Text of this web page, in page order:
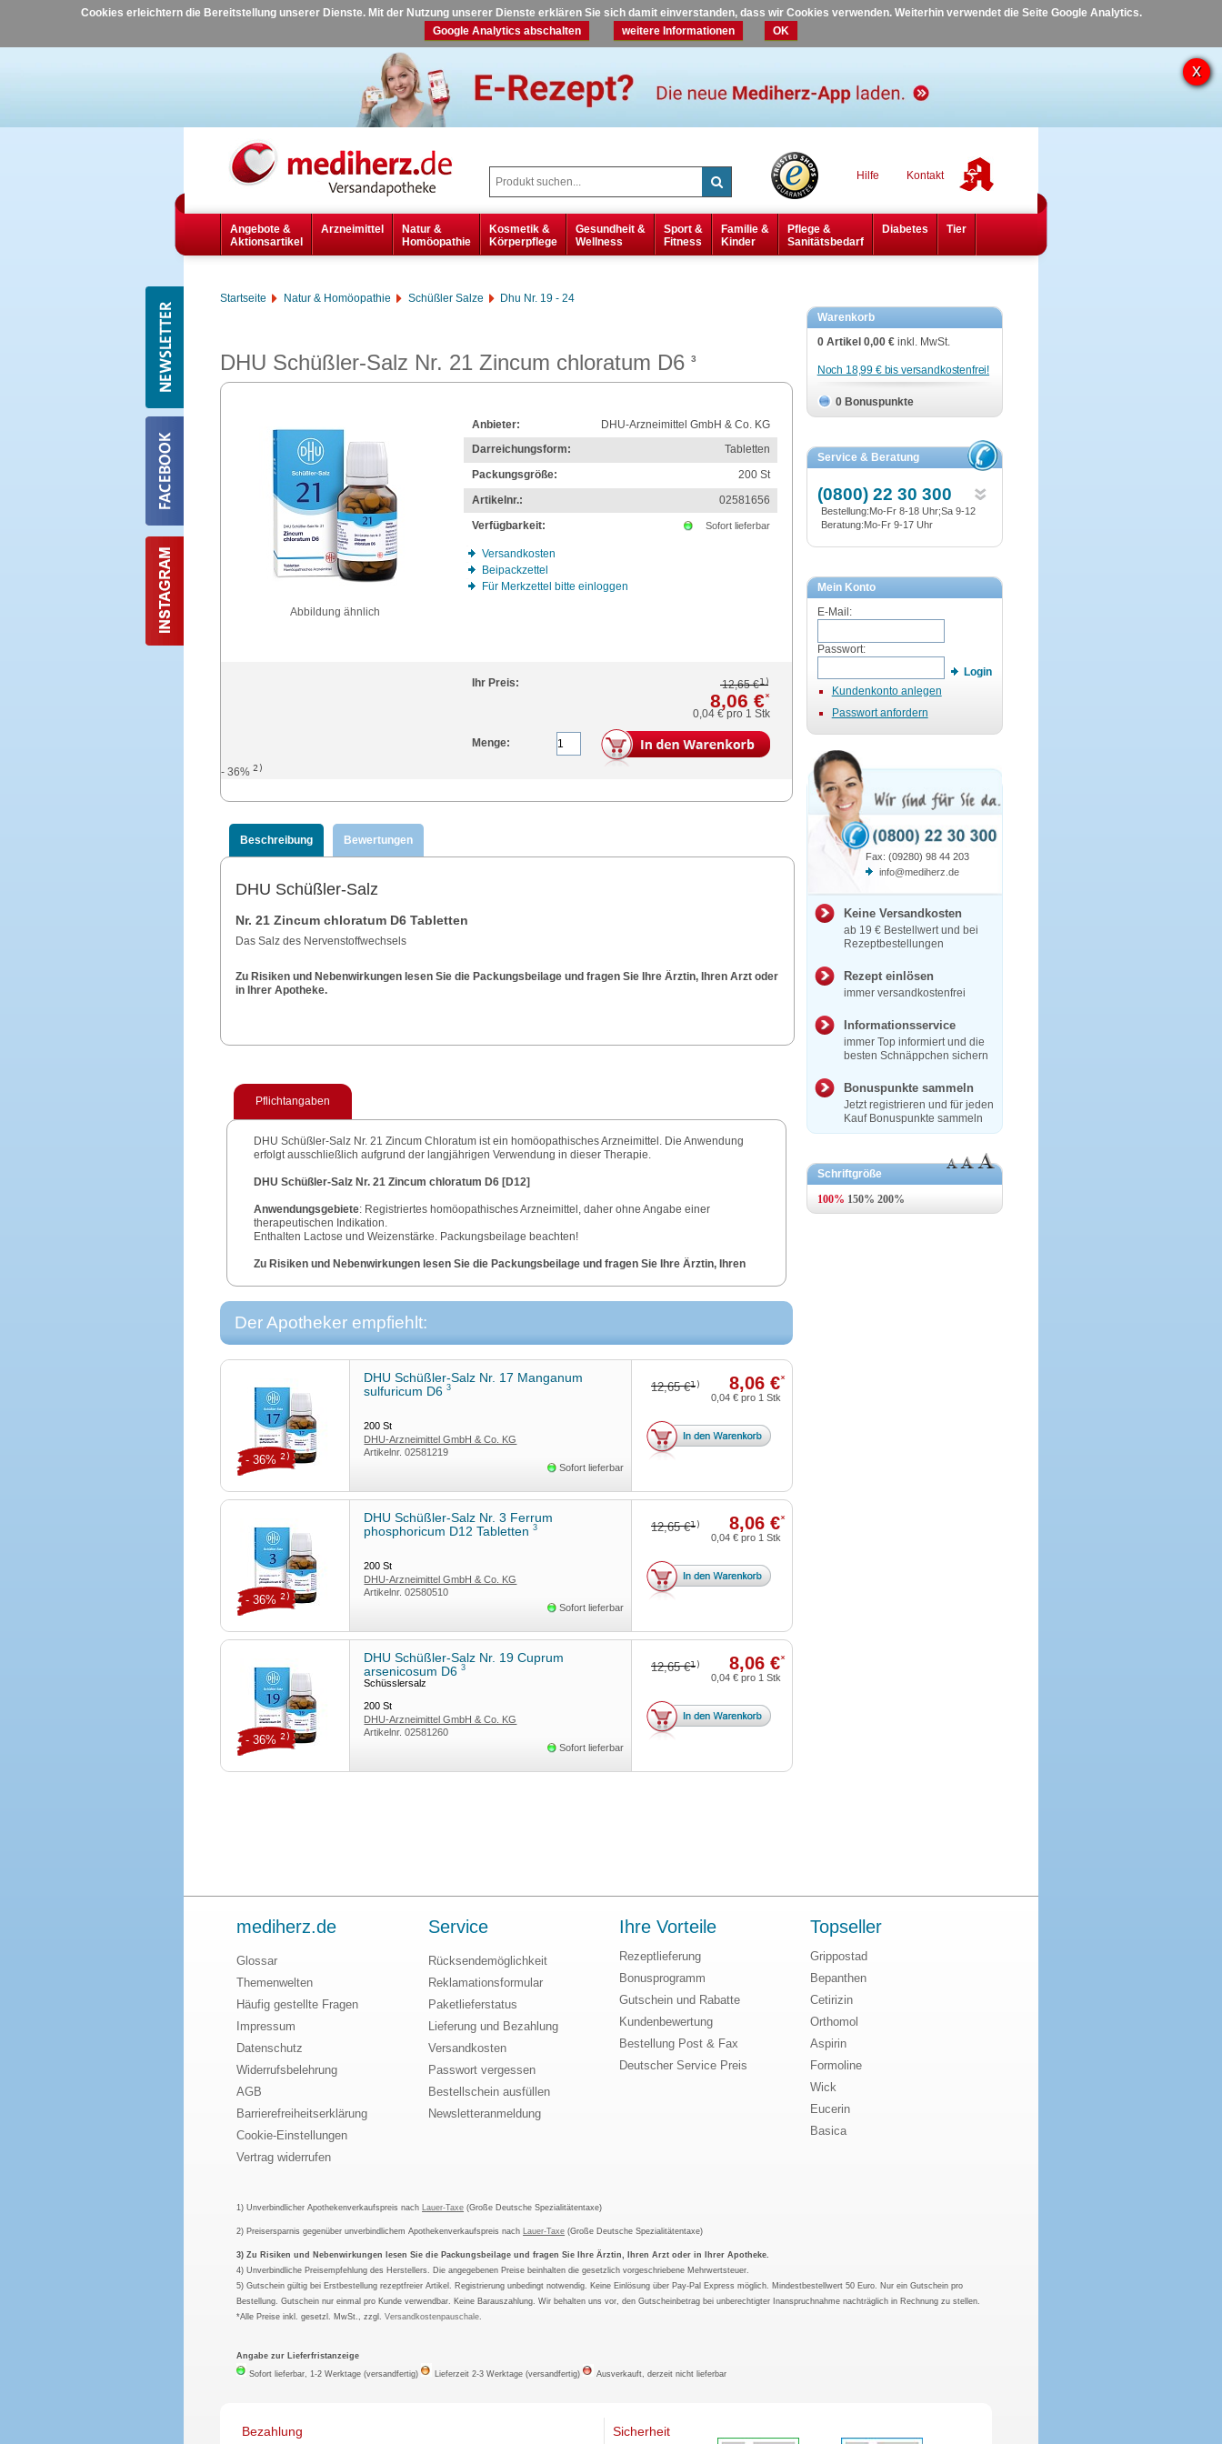
Cookies erleichtern die Bereitstellung unserer Dienste. Mit der Nutzung unserer Dienste erklären Sie sich damit einverstanden, dass wir Cookies verwenden. Weiterhin verwendet die Seite Google Analytics.
Google Analytics abschalten
weitere Informationen OK
Hilfe Kontakt
Angebote &
Aktionsartikel
Arzneimittel
Natur &
Homöopathie
Kosmetik &
Körperpflege
Gesundheit &
Wellness
Sport &
Fitness
Familie &
Kinder
Pflege &
Sanitätsbedarf
Diabetes Tier
Startseite Natur & Homöopathie Schüßler Salze Dhu Nr. 19 - 24
DHU Schüßler-Salz Nr. 21 Zincum chloratum D6 3
Abbildung ähnlich
Anbieter:
DHU-Arzneimittel GmbH & Co. KG
Darreichungsform:
Tabletten
Packungsgröße:
200 St
Artikelnr.:
02581656
Verfügbarkeit:
Sofort lieferbar
Versandkosten
Beipackzettel
Für Merkzettel bitte einloggen
Ihr Preis: 12,65 €1)
8,06 €*
0,04 €pro 1 Stk
Menge:
- 36% 2)
Beschreibung Bewertungen
DHU Schüßler-Salz
Nr. 21 Zincum chloratum D6 Tabletten
Das Salz des Nervenstoffwechsels
Zu Risiken und Nebenwirkungen lesen Sie die Packungsbeilage und fragen Sie Ihre Ärztin, Ihren Arzt oder
in Ihrer Apotheke.
Pflichtangaben
DHU Schüßler-Salz Nr. 21 Zincum Chloratum ist ein homöopathisches Arzneimittel. Die Anwendung
erfolgt ausschließlich aufgrund der langjährigen Verwendung in dieser Therapie.
DHU Schüßler-Salz Nr. 21 Zincum chloratum D6 [D12]
Anwendungsgebiete: Registriertes homöopathisches Arzneimittel, daher ohne Angabe einer
therapeutischen Indikation.
Enthalten Lactose und Weizenstärke. Packungsbeilage beachten!
Zu Risiken und Nebenwirkungen lesen Sie die Packungsbeilage und fragen Sie Ihre Ärztin, Ihren
Deutsche Homöopathie-Union DHU-Arzneimittel GmbH & Co. KG, Karlsruhe
Der Apotheker empfiehlt:
DHU Schüßler-Salz Nr. 17 Manganum
sulfuricum D63
200St
DHU-Arzneimittel GmbH & Co. KG
Artikelnr.02581219
Sofort lieferbar
12,65 €1) 8,06 €*
- 36% 2)
0,04 € pro 1 Stk
DHU Schüßler-Salz Nr. 3 Ferrum
phosphoricum D12 Tabletten3
200St
DHU-Arzneimittel GmbH & Co. KG
Artikelnr.02580510
Sofort lieferbar
12,65 €1) 8,06 €*
- 36% 2)
0,04 € pro 1 Stk
DHU Schüßler-Salz Nr. 19 Cuprum
arsenicosum D63
Schüsslersalz
200St
DHU-Arzneimittel GmbH & Co. KG
Artikelnr.02581260
Sofort lieferbar
12,65 €1) 8,06 €*
- 36% 2)
0,04 € pro 1 Stk
Warenkorb
0 Artikel 0,00 € inkl. MwSt.
Noch 18,99 € bis versandkostenfrei!
0 Bonuspunkte
Service & Beratung
(0800) 22 30 300
Bestellung:Mo-Fr 8-18 Uhr;Sa 9-12
Beratung:Mo-Fr 9-17 Uhr
Mein Konto
E-Mail:
Passwort:
Login
Kundenkonto anlegen
Passwort anfordern
Fax: (09280) 98 44 203
info@mediherz.de
Keine Versandkosten
ab 19 € Bestellwert und bei
Rezeptbestellungen
Rezept einlösen
immer versandkostenfrei
Informationsservice
immer Top informiert und die
besten Schnäppchen sichern
Bonuspunkte sammeln
Jetzt registrieren und für jeden
Kauf Bonuspunkte sammeln
Schriftgröße
mediherz.de
Glossar
Themenwelten
Häufig gestellte Fragen
Impressum
Datenschutz
Widerrufsbelehrung
AGB
Barrierefreiheitserklärung
Cookie-Einstellungen
Vertrag widerrufen
Service
Rücksendemöglichkeit
Reklamationsformular
Paketlieferstatus
Lieferung und Bezahlung
Versandkosten
Passwort vergessen
Bestellschein ausfüllen
Newsletteranmeldung
Ihre Vorteile
Rezeptlieferung
Bonusprogramm
Gutschein und Rabatte
Kundenbewertung
Bestellung Post & Fax
Deutscher Service Preis
Topseller
Grippostad
Bepanthen
Cetirizin
Orthomol
Aspirin
Formoline
Wick
Eucerin
Basica
1) Unverbindlicher Apothekenverkaufspreis nach Lauer-Taxe (Große Deutsche Spezialitätentaxe)
2) Preisersparnis gegenüber unverbindlichem Apothekenverkaufspreis nach Lauer-Taxe (Große Deutsche Spezialitätentaxe)
3) Zu Risiken und Nebenwirkungen lesen Sie die Packungsbeilage und fragen Sie Ihre Ärztin, Ihren Arzt oder in Ihrer Apotheke.
4) Unverbindliche Preisempfehlung des Herstellers. Die angegebenen Preise beinhalten die gesetzlich vorgeschriebene Mehrwertsteuer.
5) Gutschein gültig bei Erstbestellung rezeptfreier Artikel. Registrierung unbedingt notwendig. Keine Einlösung über Pay-Pal Express möglich. Mindestbestellwert 50 Euro. Nur ein Gutschein pro
Bestellung. Gutschein nur einmal pro Kunde verwendbar. Keine Barauszahlung. Wir behalten uns vor, den Gutscheinbetrag bei unberechtigter Inanspruchnahme nachträglich in Rechnung zu stellen.
*Alle Preise inkl. gesetzl. MwSt., zzgl.Versandkostenpauschale
Angabe zur Lieferfristanzeige
Sofort lieferbar, 1-2 Werktage (versandfertig)
Lieferzeit 2-3 Werktage (versandfertig) Ausverkauft, derzeit nicht lieferbar
Bezahlung Sicherheit